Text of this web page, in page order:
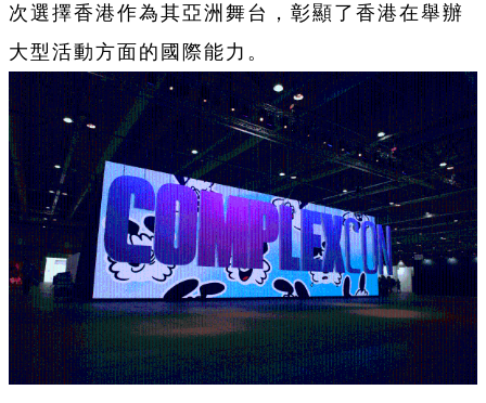
次選擇香港作為其亞洲舞台，彰顯了香港在舉辦
大型活動方面的國際能力。